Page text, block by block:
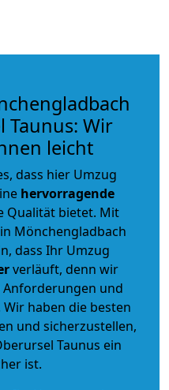
Taunus: Wir
leicht
dass hier Umzug
hervorragende
Qualität bietet. Mit
Mönchengladbach
dass Ihr Umzug
verläuft, denn wir
Anforderungen und
haben die besten
und sicherzustellen,
Taunus ein
ist.